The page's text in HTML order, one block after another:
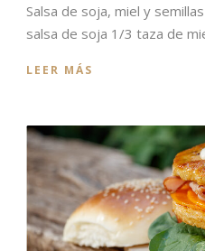
Salsa de soja, miel y
salsa de soja 1/3 taza de
LEER MÁS